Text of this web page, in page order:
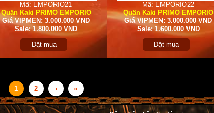
Mã: EMPORIO21
Quần Kaki PRIMO EMPORIO
Giá VIPMEN: 3.000.000 VND
Sale: 1.800.000 VND
Đặt mua
Mã: EMPORIO22
Quần Kaki PRIMO EMPORIO
Giá VIPMEN: 3.000.000 VND
Sale: 1.600.000 VND
Đặt mua
1 2 › »